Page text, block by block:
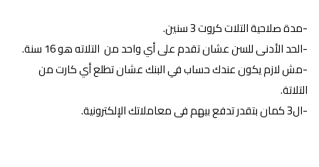
-مدة صلاحية التلات كروت 3 سنين.
-الحد الأدنى للسن عشان تقدم على أي واحد من التلاته هو 16 سنة.
-مش لازم يكون عندك حساب في البنك عشان تطلع أي كارت من
التلاتة.
-ال3 كمان بتقدر تدفع بيهم فى معاملاتك الإلكترونية.